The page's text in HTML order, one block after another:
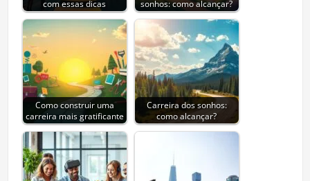
com essas dicas
sonhos: como alcançar?
Como construir uma
carreira mais gratificante
Carreira dos sonhos:
como alcançar?